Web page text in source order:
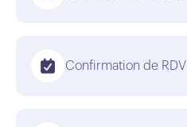
Confirmation de RDV